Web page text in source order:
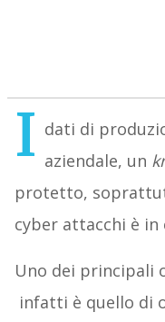
I dati di
aziendale, un
protetto,
cyber attacchi è
Uno dei principali
infatti è quello di